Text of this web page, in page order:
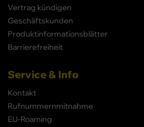
Vertrag kündigen
Geschäftskunden
Produktinformationsblätter
Barrierefreiheit
Service & Info
Kontakt
Rufnummernmitnahme
EU-Roaming